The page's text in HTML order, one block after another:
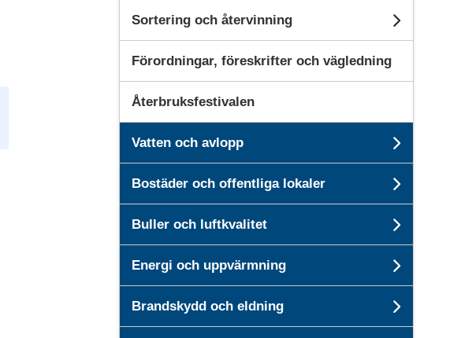
Sortering och återvinning
Förordningar, föreskrifter och vägledning
Återbruksfestivalen
Vatten och avlopp
Bostäder och offentliga lokaler
Buller och luftkvalitet
Energi och uppvärmning
Brandskydd och eldning